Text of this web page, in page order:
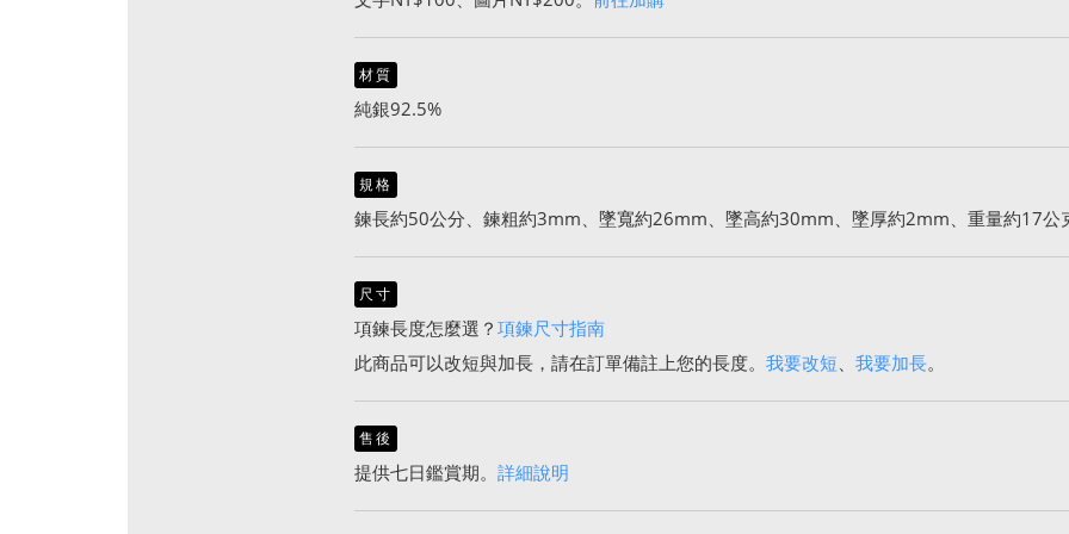
材質
純銀92.5%
規格
鍊長約50公分、鍊粗約3mm、墜寬約26mm、墜高約30mm、墜厚約2mm、重量約17公
尺寸
項鍊長度怎麼選？ 項鍊尺寸指南
此商品可以改短與加長，請在訂單備註上您的長度。 我要改短 我要加長。
售後
提供七日鑑賞期。 詳細說明